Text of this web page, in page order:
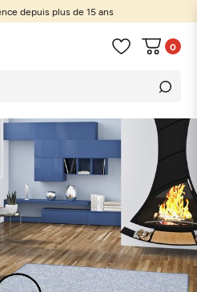
depuis plus de 15 ans
0